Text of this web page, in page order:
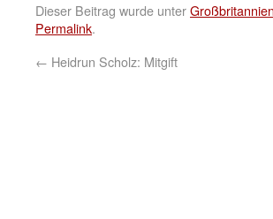
Dieser Beitrag wurde unterGroßbritannien
Permalink.
← Heidrun Scholz: Mitgift